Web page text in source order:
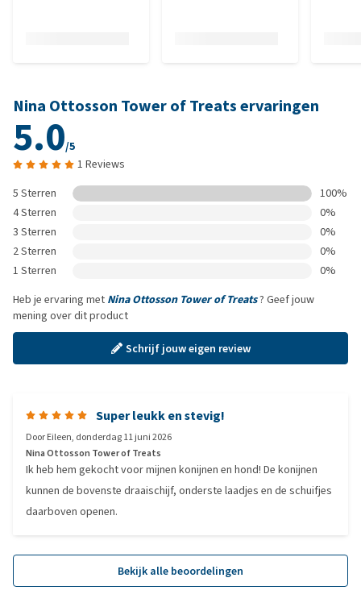
Nina Ottosson Tower of Treats ervaringen
5.0/5
1 Reviews
5 Sterren
100%
4 Sterren
0%
3 Sterren
0%
2 Sterren
0%
1 Sterren
0%
Heb je ervaring met Nina Ottosson Tower of Treats? Geef jouw
mening over dit product
Schrijf jouw eigen review
Super leukk en stevig!
DoorEileen, donderdag 11 juni 2026
Nina Ottosson Tower of Treats
Ik heb hem gekocht voor mijnen konijnen en hond! De konijnen
kunnen de bovenste draaischijf, onderste laadjes en de schuifjes
daarboven openen.
Bekijk alle beoordelingen